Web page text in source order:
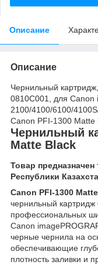
Описание
Описание
Чернильный
0810C001, для Canon
2100/4100/6100/
Canon PFI-1300 Matte
Чернильный
Matte Black
Товар
Республики
Canon PFI-1300
чернильный
профессиональных
Canon
черные чернила на
обеспечивающие
плотность заливки и